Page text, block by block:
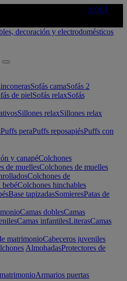
AQUÍ
Sofás camaSofás 2
de pielSofás relaxSofás
Sillones relaxSillones relax
Puffs peraPuffs reposapiésPuffs con
y canapéColchones
de muellesColchones de muelles
Colchones de
bebéColchones hinchables
Base tapizadasSomieresPatas de
Camas doblesCamas
Camas infantilesLiterasCamas
matrimonioCabeceros juveniles
AlmohadasProtectores de
Armarios puertas